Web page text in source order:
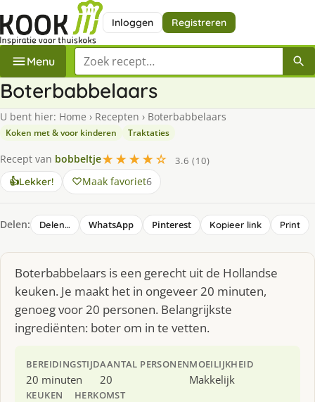
Inloggen Registreren
Menu Zoek een recept
Boterbabbelaars
U bent hier: Home › Recepten › Boterbabbelaars
Koken met & voor kinderen Traktaties
Recept van bobbeltje★★★★☆
3.6 (10)
👍Lekker! Maak favoriet6
Delen: Delen… WhatsApp Pinterest Kopieer link Print
Boterbabbelaars is een gerecht uit de Hollandse
keuken. Je maakt het in ongeveer 20 minuten,
genoeg voor 20 personen. Belangrijkste
ingrediënten: boter om in te vetten.
BEREIDINGSTIJD
20 minuten
AANTAL PERSONEN
20
MOEILIJKHEID
Makkelijk
KEUKEN HERKOMST